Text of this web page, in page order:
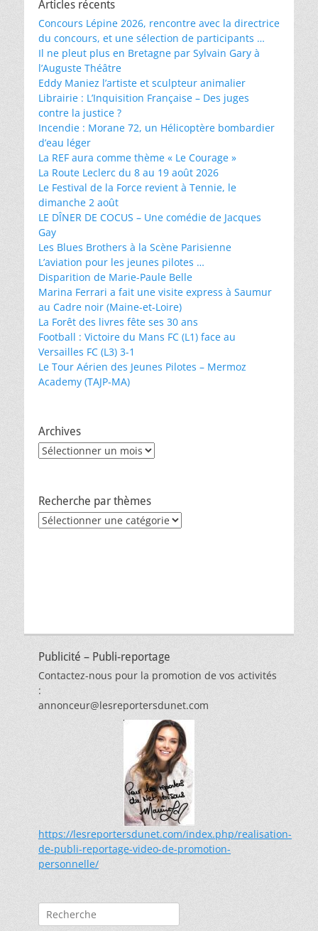
Articles récents
Concours Lépine 2026, rencontre avec la directrice
du concours, et une sélection de participants …
Il ne pleut plus en Bretagne par Sylvain Gary à
l’Auguste Théâtre
Eddy Maniez l’artiste et sculpteur animalier
Librairie : L’Inquisition Française – Des juges
contre la justice ?
Incendie : Morane 72, un Hélicoptère bombardier
d’eau léger
La REF aura comme thème « Le Courage »
La Route Leclerc du 8 au 19 août 2026
Le Festival de la Force revient à Tennie, le
dimanche 2 août
LE DÎNER DE COCUS – Une comédie de Jacques
Gay
Les Blues Brothers à la Scène Parisienne
L’aviation pour les jeunes pilotes …
Disparition de Marie-Paule Belle
Marina Ferrari a fait une visite express à Saumur
au Cadre noir (Maine-et-Loire)
La Forêt des livres fête ses 30 ans
Football : Victoire du Mans FC (L1) face au
Versailles FC (L3) 3-1
Le Tour Aérien des Jeunes Pilotes – Mermoz
Academy (TAJP-MA)
Archives
Archives
Recherche par thèmes
Recherche
Publicité – Publi-reportage
Contactez-nous pour la promotion de vos activités
:
annonceur@lesreportersdunet.com
https://lesreportersdunet.com/index.php/realisation-
de-publi-reportage-video-de-promotion-
personnelle/
Rechercher :